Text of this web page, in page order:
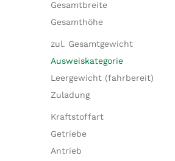
Gesamtbreite
Gesamthöhe
zul. Gesamtgewicht
Ausweiskategorie
Leergewicht (fahrbereit)
Zuladung
Kraftstoffart
Getriebe
Antrieb